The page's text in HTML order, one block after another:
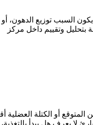
السبب توزيع الدهون،
بتحليل وتقييم داخل مركز
أو الكتلة العضلية
يعرف هل يبدأ بالتغذية،